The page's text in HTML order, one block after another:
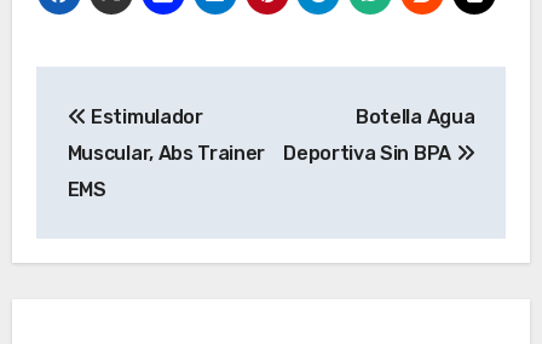
de
entradas
Estimulador
Muscular, Abs Trainer
EMS
Botella Agua
Deportiva Sin BPA